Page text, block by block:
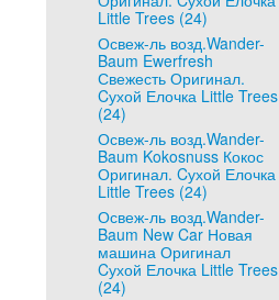
Little Trees (24)
Освеж-ль возд.Wander-
Baum Ewerfresh
Свежесть Оригинал.
Cухой Елочка Little Trees
(24)
Освеж-ль возд.Wander-
Baum Kokosnuss Кокос
Оригинал. Cухой Елочка
Little Trees (24)
Освеж-ль возд.Wander-
Baum New Car Новая
машина Оригинал
Cухой Елочка Little Trees
(24)